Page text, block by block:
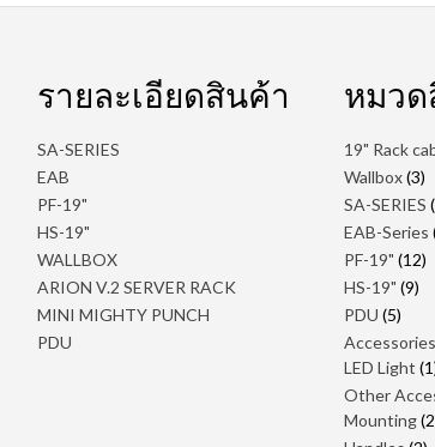
รายละเอียดสินค้า
SA-SERIES
EAB
PF-19"
HS-19"
WALLBOX
ARION V.2 SERVER RACK
MINI MIGHTY PUNCH
PDU
หมว
19" Rack
Wallbox 33
สิ
SA-SERIES
EAB-Series
PF-19" 1212
HS-19" 99
PDU 55
สินค้า
Accessories
LED Light 1
Other
Mounting 2